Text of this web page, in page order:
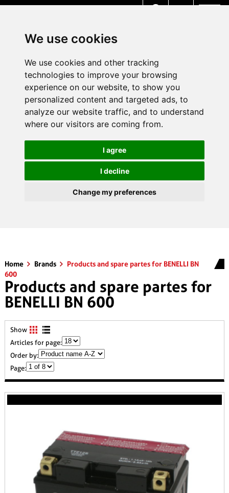
We use cookies
We use cookies and other tracking
technologies to improve your browsing
experience on our website, to show you
personalized content and targeted ads, to
analyze our website traffic, and to understand
where our visitors are coming from.
I agree
I decline
Change my preferences
Home Brands
Products and spare partes for BENELLI BN
600
Products and spare partes for
BENELLI BN 600
Show
Articles for page:
Order by:
Page: